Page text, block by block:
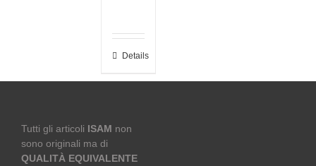
Details
Tutti gli articoli ISAM non
sono originali ma di
QUALITÀ EQUIVALENTE